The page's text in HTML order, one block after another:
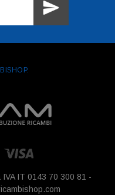
IT 0143 70 300 81 -